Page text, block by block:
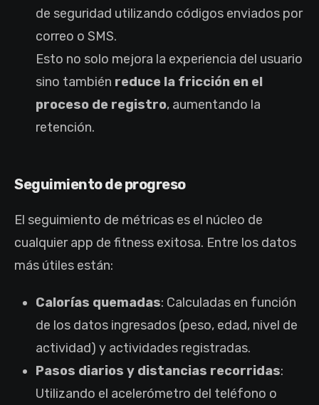
de seguridad utilizando códigos enviados por
correo o SMS.
Esto no solo mejora la experiencia del usuario
sino también reduce la fricción en el
proceso de registro, aumentando la
retención.
Seguimiento de progreso
El seguimiento de métricas es el núcleo de
cualquier app de fitness exitosa. Entre los datos
más útiles están:
Calorías quemadas: Calculadas en función
de los datos ingresados (peso, edad, nivel de
actividad) y actividades registradas.
Pasos diarios y distancias recorridas:
Utilizando el acelerómetro del teléfono o